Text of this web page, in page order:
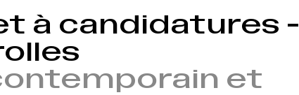
à candidatures -
et